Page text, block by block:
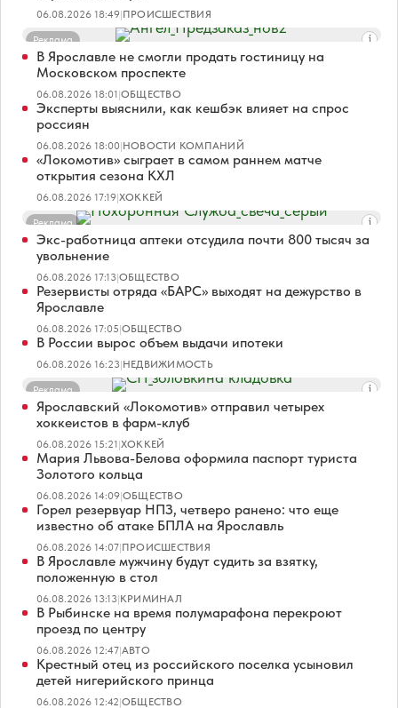
06.08.2026 18:49|ПРОИСШЕСТВИЯ
Реклама
В Ярославле не смогли продать гостиницу на
Московском проспекте
06.08.2026 18:01|ОБЩЕСТВО
Эксперты выяснили, как кешбэк влияет на спрос
россиян
06.08.2026 18:00|НОВОСТИ КОМПАНИЙ
«Локомотив» сыграет в самом раннем матче
открытия сезона КХЛ
06.08.2026 17:19|ХОККЕЙ
Реклама
Экс-работница аптеки отсудила почти 800 тысяч за
увольнение
06.08.2026 17:13|ОБЩЕСТВО
Резервисты отряда «БАРС» выходят на дежурство в
Ярославле
06.08.2026 17:05|ОБЩЕСТВО
В России вырос объем выдачи ипотеки
06.08.2026 16:23|НЕДВИЖИМОСТЬ
Реклама
Ярославский «Локомотив» отправил четырех
хоккеистов в фарм-клуб
06.08.2026 15:21|ХОККЕЙ
Мария Львова-Белова оформила паспорт туриста
Золотого кольца
06.08.2026 14:09|ОБЩЕСТВО
Горел резервуар НПЗ, четверо ранено: что еще
известно об атаке БПЛА на Ярославль
06.08.2026 14:07|ПРОИСШЕСТВИЯ
В Ярославле мужчину будут судить за взятку,
положенную в стол
06.08.2026 13:13|КРИМИНАЛ
В Рыбинске на время полумарафона перекроют
проезд по центру
06.08.2026 12:47|АВТО
Крестный отец из российского поселка усыновил
детей нигерийского принца
06.08.2026 12:42|ОБЩЕСТВО